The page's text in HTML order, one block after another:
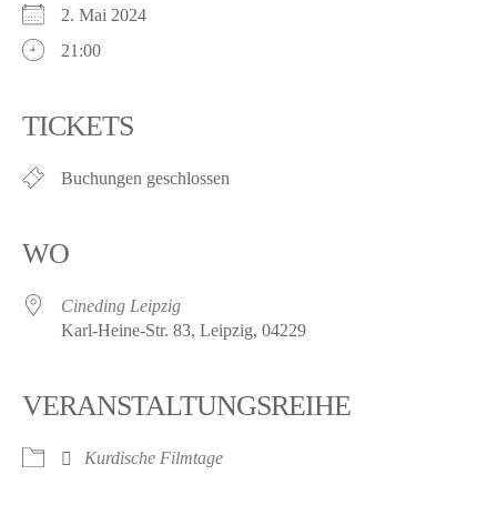
2. Mai 2024
21:00
TICKETS
Buchungen geschlossen
WO
Cineding Leipzig
Karl-Heine-Str. 83, Leipzig, 04229
VERANSTALTUNGSREIHE
Kurdische Filmtage